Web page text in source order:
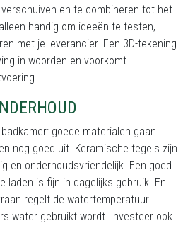
en te combineren tot het
handig om ideeën te testen,
met je leverancier. Een 3D-tekening
in woorden en voorkomt
goede materialen gaan
nog goed uit. Keramische tegels zijn
en onderhoudsvriendelijk. Een goed
laden is fijn in dagelijks gebruik. En
regelt de watertemperatuur
water gebruikt wordt. Investeer ook